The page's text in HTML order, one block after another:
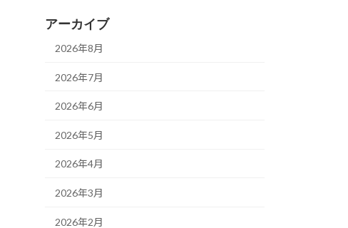
アーカイブ
2026年8月
2026年7月
2026年6月
2026年5月
2026年4月
2026年3月
2026年2月